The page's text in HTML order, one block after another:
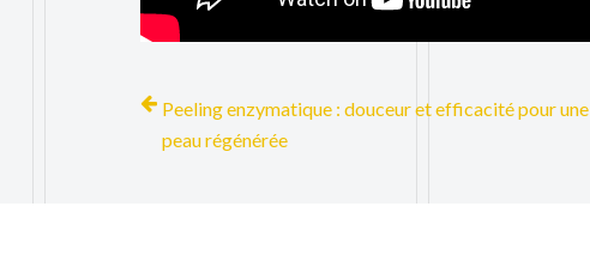
Peeling enzymatique : douceur et efficacité pour une
peau régénérée